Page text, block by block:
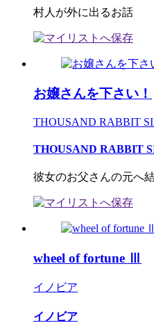
村人が外に出るお話
お嬢さんを下さい！
THOUSAND RABBIT
THOUSAND RABBIT
彼女のお父さんの元へ
wheel of fortune Ⅲ
イノビア
イノビア